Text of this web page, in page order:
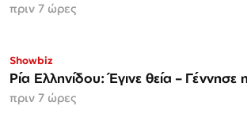
πριν 7 ώρες
Showbiz
Ρία Ελληνίδου: Έγινε θεία –
πριν 7 ώρες